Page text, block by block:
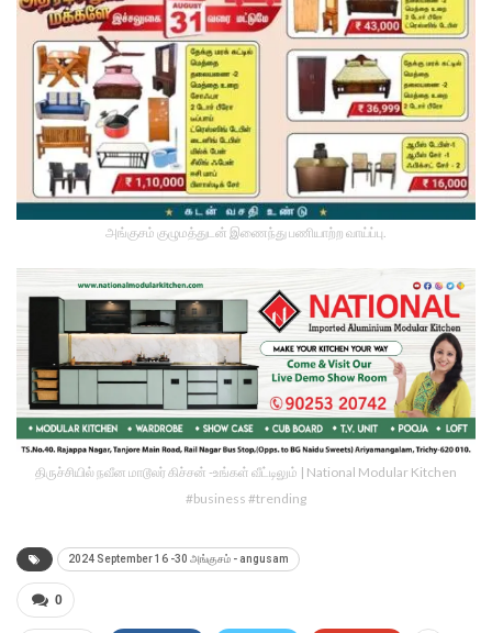
அங்குசம் குழுமத்துடன் இணைந்து பணியாற்ற வாய்ப்பு.
திருச்சியில் நவீன மாடூலர் கிச்சன் -உங்கள் வீட்டிலும் | National Modular Kitchen
#business #trending
2024 September 16 -30 அங்குசம் - angusam
0